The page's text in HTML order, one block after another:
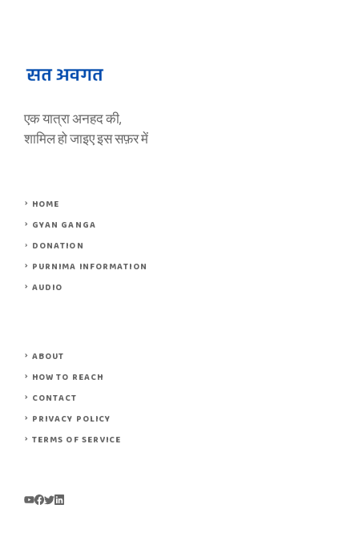
एक यात्रा अनहद की,
शामिल हो जाइए इस सफ़र में
HOME
GYAN GANGA
DONATION
PURNIMA INFORMATION
AUDIO
ABOUT
HOW TO REACH
CONTACT
PRIVACY POLICY
TERMS OF SERVICE